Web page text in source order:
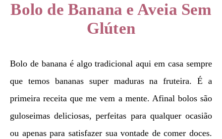
Bolo de Banana e Aveia Sem
Glúten
Bolo de banana é algo tradicional aqui em casa sempre
que temos bananas super maduras na fruteira. É a
primeira receita que me vem a mente. Afinal bolos são
guloseimas deliciosas, perfeitas para qualquer ocasião
ou apenas para satisfazer sua vontade de comer doces.